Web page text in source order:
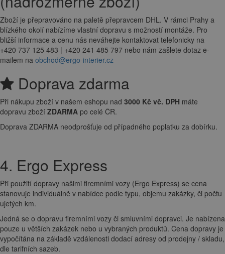
Zboží je přepravováno na paletě přepravcem DHL. V rámci Prahy a
blízkého okolí nabízíme vlastní dopravu s možností montáže. Pro
bližší informace a cenu nás neváhejte kontaktovat telefonicky na
+420 737 125 483 | +420 241 485 797 nebo nám zašlete dotaz e-
mailem na obchod@ergo-interier.cz
Doprava zdarma
Při nákupu zboží v našem eshopu nad 3000 Kč vč. DPH máte
dopravu zboží ZDARMA po celé ČR.
Doprava ZDARMA neodprošťuje od případného poplatku za dobírku.
4. Ergo Express
Při použití dopravy našimi firemními vozy (Ergo Express) se cena
stanovuje individuálně v nabídce podle typu, objemu zakázky, či počtu
ujetých km.
Jedná se o dopravu firemními vozy či smluvními dopravci. Je nabízena
pouze u větších zakázek nebo u vybraných produktů. Cena dopravy je
vypočítána na základě vzdálenosti dodací adresy od prodejny / skladu,
dle tarifních sazeb.